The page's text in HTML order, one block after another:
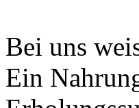
Bei uns
Ein